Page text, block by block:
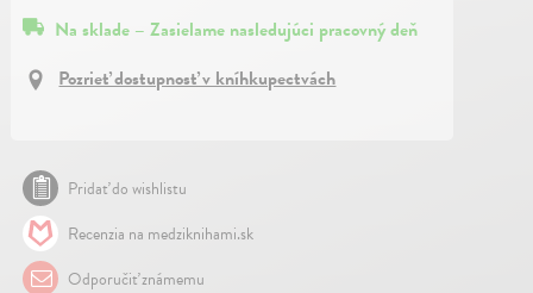
Na sklade – Zasielame nasledujúci pracovný deň
Pozrieť dostupnosť v kníhkupectvách
Pridať do wishlistu
Recenzia na medziknihami.sk
Odporučiť známemu